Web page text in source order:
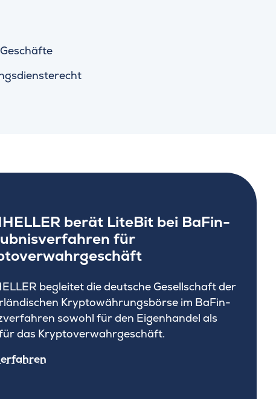
berät LiteBit bei BaFin-
für
begleitet die deutsche Gesellschaft der
Kryptowährungsbörse im BaFin-
sowohl für den Eigenhandel als
das Kryptoverwahrgeschäft.